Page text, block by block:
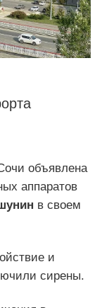
объявлена
аппаратов
в своем
и
сирены.